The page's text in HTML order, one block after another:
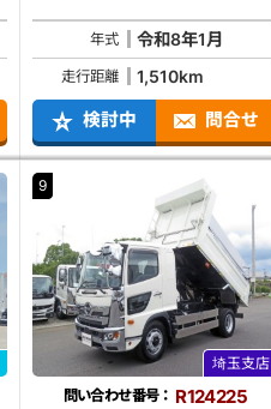
年式 令和8年1月
走行距離 1,510km
検討中 問合せ
9
埼玉支店
問い合わせ番号： R124225